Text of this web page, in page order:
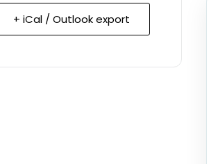
+ iCal / Outlook export